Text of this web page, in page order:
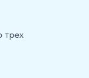
трех